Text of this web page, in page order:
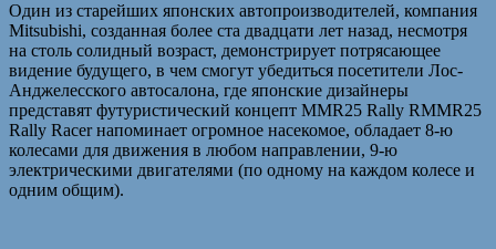
Один из старейших японских автопроизводителей, компания
Mitsubishi, созданная более ста двадцати лет назад, несмотря
на столь солидный возраст, демонстрирует потрясающее
видение будущего, в чем смогут убедиться посетители Лос-
Анджелесского автосалона, где японские дизайнеры
представят футуристический концепт MMR25 Rally RMMR25
Rally Racer напоминает огромное насекомое, обладает 8-ю
колесами для движения в любом направлении, 9-ю
электрическими двигателями (по одному на каждом колесе и
одним общим).